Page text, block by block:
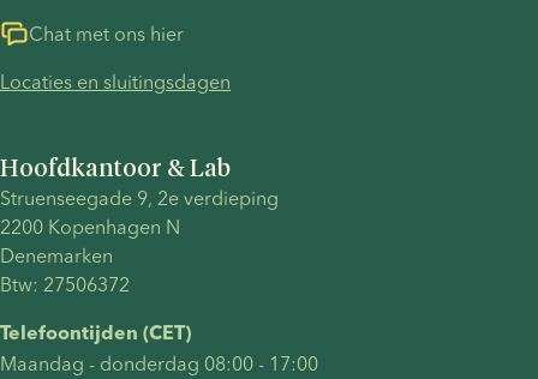
Hoofdkantoor & Lab
Struenseegade 9, 2e verdieping
2200 Kopenhagen N
Denemarken
Btw: 27506372
Telefoontijden (CET)
Maandag - donderdag 08:00 - 17:00
Chat met ons hier
Locaties en sluitingsdagen